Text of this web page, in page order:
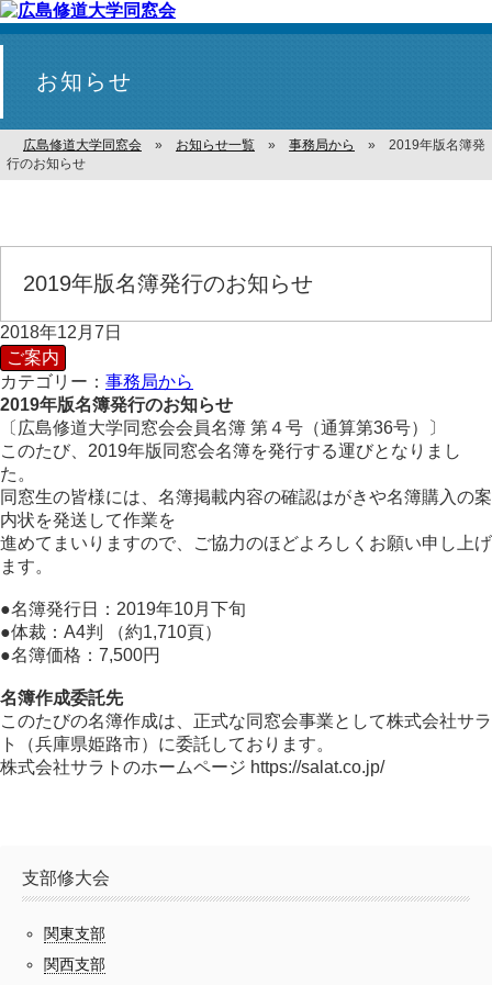
お知らせ
広島修道大学同窓会 » お知らせ一覧 » 事務局から » 2019年版名簿発
行のお知らせ
2019年版名簿発行のお知らせ
2018年12月7日
ご案内
カテゴリー： 事務局から
2019年版名簿発行のお知らせ
〔広島修道大学同窓会会員名簿 第４号（通算第36号）〕
このたび、2019年版同窓会名簿を発行する運びとなりまし
た。
同窓生の皆様には、名簿掲載内容の確認はがきや名簿購入の案
内状を発送して作業を
進めてまいりますので、ご協力のほどよろしくお願い申し上げ
ます。
●名簿発行日：2019年10月下旬
●体裁：A4判 （約1,710頁）
●名簿価格：7,500円
名簿作成委託先
このたびの名簿作成は、正式な同窓会事業として株式会社サラ
ト（兵庫県姫路市）に委託しております。
株式会社サラトのホームページ https://salat.co.jp/
支部修大会
関東支部
関西支部